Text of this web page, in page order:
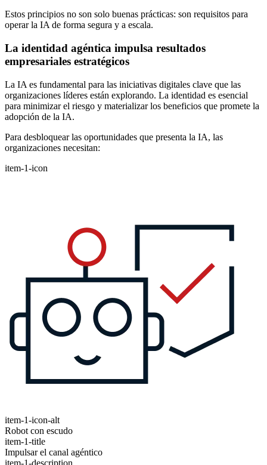
Estos principios no son solo buenas prácticas: son requisitos para
operar la IA de forma segura y a escala.
La identidad agéntica impulsa resultados
empresariales estratégicos
La IA es fundamental para las iniciativas digitales clave que las
organizaciones líderes están explorando. La identidad es esencial
para minimizar el riesgo y materializar los beneficios que promete la
adopción de la IA.
Para desbloquear las oportunidades que presenta la IA, las
organizaciones necesitan:
item-1-icon
item-1-icon-alt
Robot con escudo
item-1-title
Impulsar el canal agéntico
item-1-description